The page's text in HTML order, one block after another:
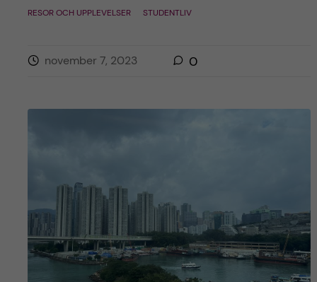
RESOR OCH UPPLEVELSER STUDENTLIV
november 7, 2023 0